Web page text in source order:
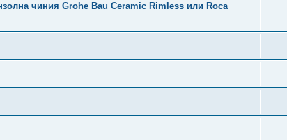
чиния Grohe Bau Ceramic Rimless или Roca